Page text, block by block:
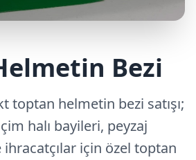
Bezi
toptan helmetin bezi satışı;
halı bayileri, peyzaj
için özel toptan